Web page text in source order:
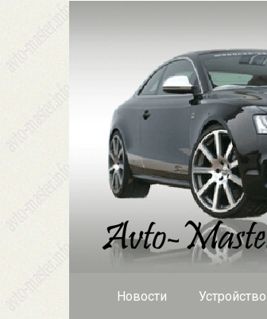
Новости Устройство